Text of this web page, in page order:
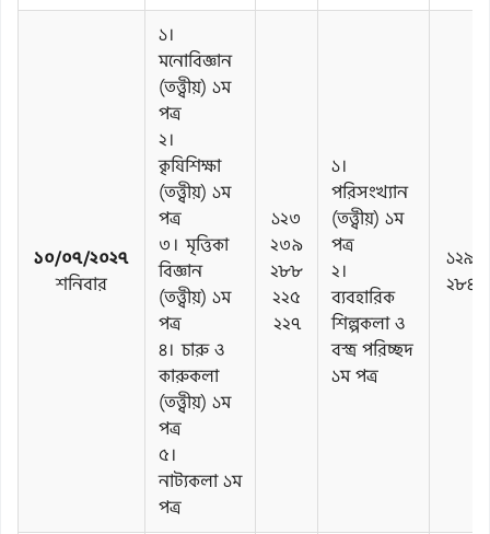
১০/০৭/২০২৭
শনিবার
১।
মনোবিজ্ঞান
(তত্ত্বীয়) ১ম
পত্র
২।
কৃষিশিক্ষা
(তত্ত্বীয়) ১ম
পত্র
৩। মৃত্তিকা
বিজ্ঞান
(তত্ত্বীয়) ১ম
পত্র
৪। চারু ও
কারুকলা
(তত্ত্বীয়) ১ম
পত্র
৫।
নাট্যকলা ১ম
পত্র
১২৩
২৩৯
২৮৮
২২৫
২২৭
১।
পরিসংখ্যান
(তত্ত্বীয়) ১ম
পত্র
২।
ব্যবহারিক
শিল্পকলা ও
বস্ত্র পরিচ্ছদ
১ম পত্র
১২৯
২৮৪